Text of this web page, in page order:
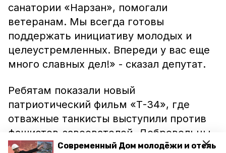
Современный Дом молодёжи и отель
санатории «Нарзан», помогали
ветеранам. Мы всегда готовы
поддержать инициативу молодых и
целеустремленных. Впереди у вас еще
много славных дел!» - сказал депутат.
Ребятам показали новый
патриотический фильм «Т-34», где
отважные танкисты выступили против
фашистов-завоевателей. Добровольцы
остались довольны встречей и с